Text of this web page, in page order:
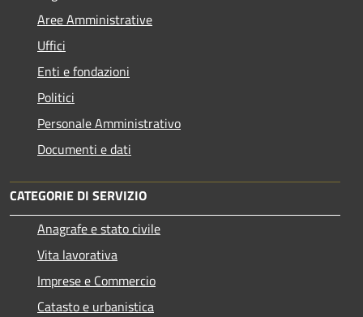
Aree Amministrative
Uffici
Enti e fondazioni
Politici
Personale Amministrativo
Documenti e dati
CATEGORIE DI SERVIZIO
Anagrafe e stato civile
Vita lavorativa
Imprese e Commercio
Catasto e urbanistica